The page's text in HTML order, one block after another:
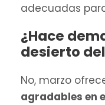
adecuadas
¿Hace
desierto
No, marzo
agradables en